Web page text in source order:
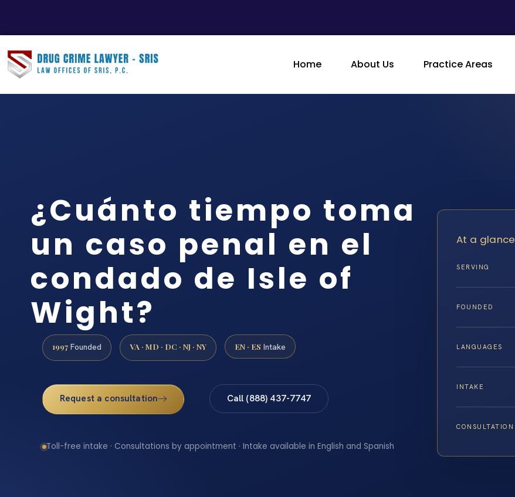
Home About Us Practice Areas
¿Cuánto tiempo toma
un caso penal en el
condado de Isle of
Wight?
1997 Founded VA · MD · DC · NJ · NY EN · ES Intake
Request a consultation Call (888) 437-7747
Toll-free intake · Consultations by appointment · Intake available in English and Spanish
At a glance
SERVING
FOUNDED
LANGUAGES
INTAKE
CONSULTATION